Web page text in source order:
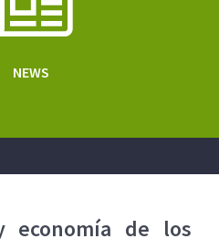
NEWS
economía de los